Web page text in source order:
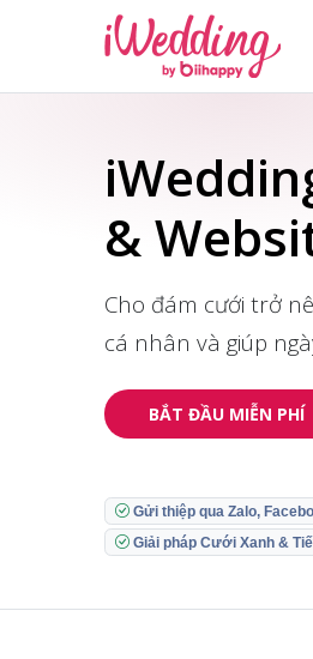
&
Cho đám cưới trở
cá nhân và giúp
BẮT ĐẦU MIỄN PHÍ
Gửi thiệp qua Zalo,
Giải pháp Cưới Xanh &